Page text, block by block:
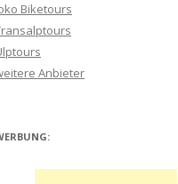
Biketours
Anbieter